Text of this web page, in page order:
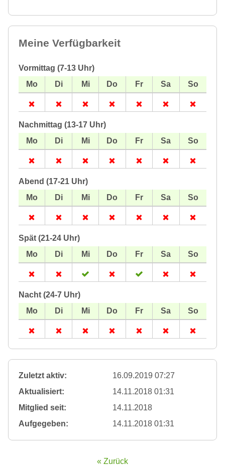
Meine Verfügbarkeit
Vormittag (7-13 Uhr)
Nachmittag (13-17 Uhr)
Abend (17-21 Uhr)
Spät (21-24 Uhr)
Nacht (24-7 Uhr)
Zuletzt aktiv:
16.09.2019 07:27
Aktualisiert:
14.11.2018 01:31
Mitglied seit:
14.11.2018
Aufgegeben:
14.11.2018 01:31
« Zurück